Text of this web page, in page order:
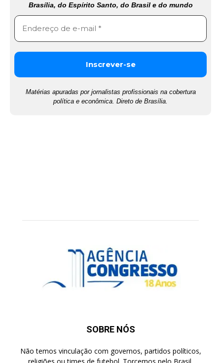
Brasília, do Espírito Santo, do Brasil e do mundo
Matérias apuradas por jornalistas profissionais na cobertura
política e econômica. Direto de Brasília.
SOBRE NÓS
Não temos vinculação com governos, partidos políticos,